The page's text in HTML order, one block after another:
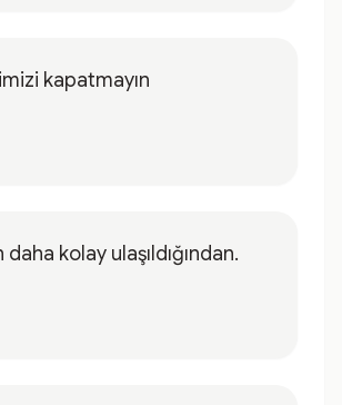
kapatmayın
kolay ulaşıldığından.